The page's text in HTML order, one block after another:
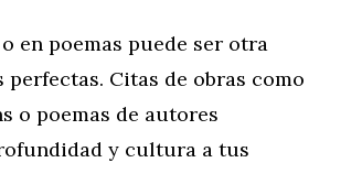
en poemas puede ser otra
Citas de obras como
o poemas de autores
y cultura a tus